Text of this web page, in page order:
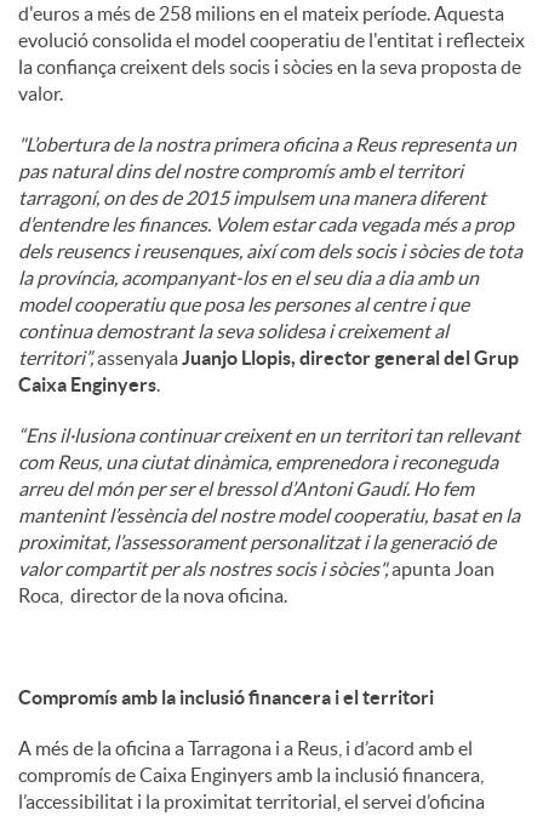
d'euros a més de 258 milions en el mateix període. Aquesta
evolució consolida el model cooperatiu de l'entitat i reflecteix
la confiança creixent dels socis i sòcies en la seva proposta de
valor.
"L’obertura de la nostra primera oficina a Reus representa un
pas natural dins del nostre compromís amb el territori
tarragoní, on des de 2015 impulsem una manera diferent
d’entendre les finances. Volem estar cada vegada més a prop
dels reusencs i reusenques, així com dels socis i sòcies de tota
la província, acompanyant-los en el seu dia a dia amb un
model cooperatiu que posa les persones al centre i que
continua demostrant la seva solidesa i creixement al
territori”,assenyalaJuanjo Llopis, director general del Grup
Caixa Enginyers.
“Ens il·lusiona continuar creixent en un territori tan rellevant
com Reus, una ciutat dinàmica, emprenedora i reconeguda
arreu del món per ser el bressol d’Antoni Gaudí. Ho fem
mantenint l’essència del nostre model cooperatiu, basat en la
proximitat, l’assessorament personalitzat i la generació de
valor compartit per als nostres socis i sòcies",apunta Joan
Roca, director de la nova oficina.
Compromís amb la inclusió financera i el territori
A més de la oficina a Tarragona i a Reus, i d’acord amb el
compromís de Caixa Enginyers amb la inclusió financera,
l’accessibilitat i la proximitat territorial, el servei d’oficina